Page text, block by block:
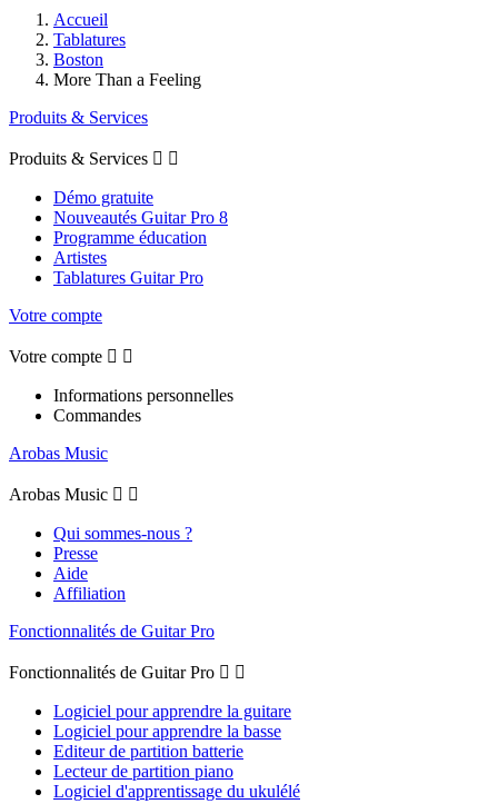
Accueil
Tablatures
Boston
More Than a Feeling
Produits & Services
Produits & Services  
Démo gratuite
Nouveautés Guitar Pro 8
Programme éducation
Artistes
Tablatures Guitar Pro
Votre compte
Votre compte  
Informations personnelles
Commandes
Arobas Music
Arobas Music  
Qui sommes-nous ?
Presse
Aide
Affiliation
Fonctionnalités de Guitar Pro
Fonctionnalités de Guitar Pro  
Logiciel pour apprendre la guitare
Logiciel pour apprendre la basse
Editeur de partition batterie
Lecteur de partition piano
Logiciel d'apprentissage du ukulélé